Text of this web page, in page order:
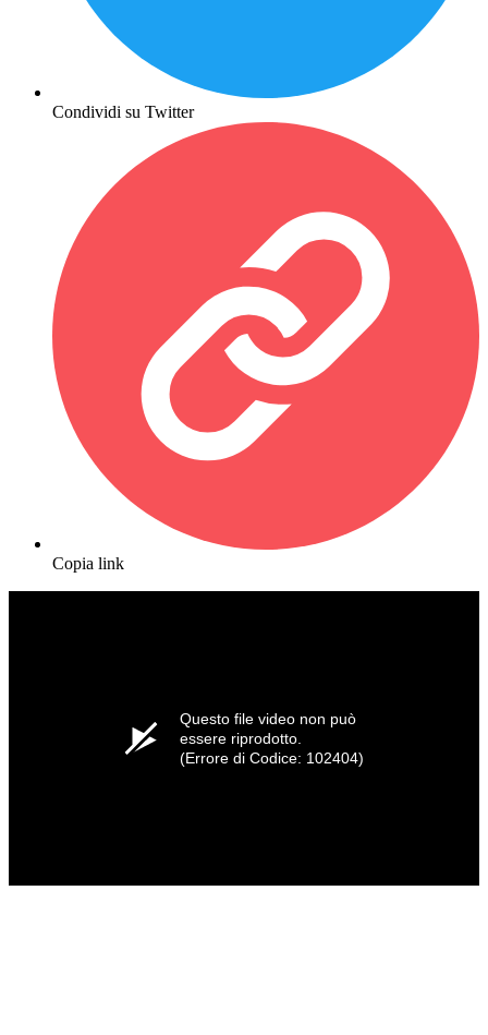
Condividi su Twitter
Copia link
Questo file video non può
essere riprodotto.
(Errore di Codice: 102404)